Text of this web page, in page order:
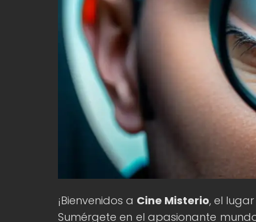
¡Bienvenidos a Cine Misterio, el
Sumérgete en el apasionante